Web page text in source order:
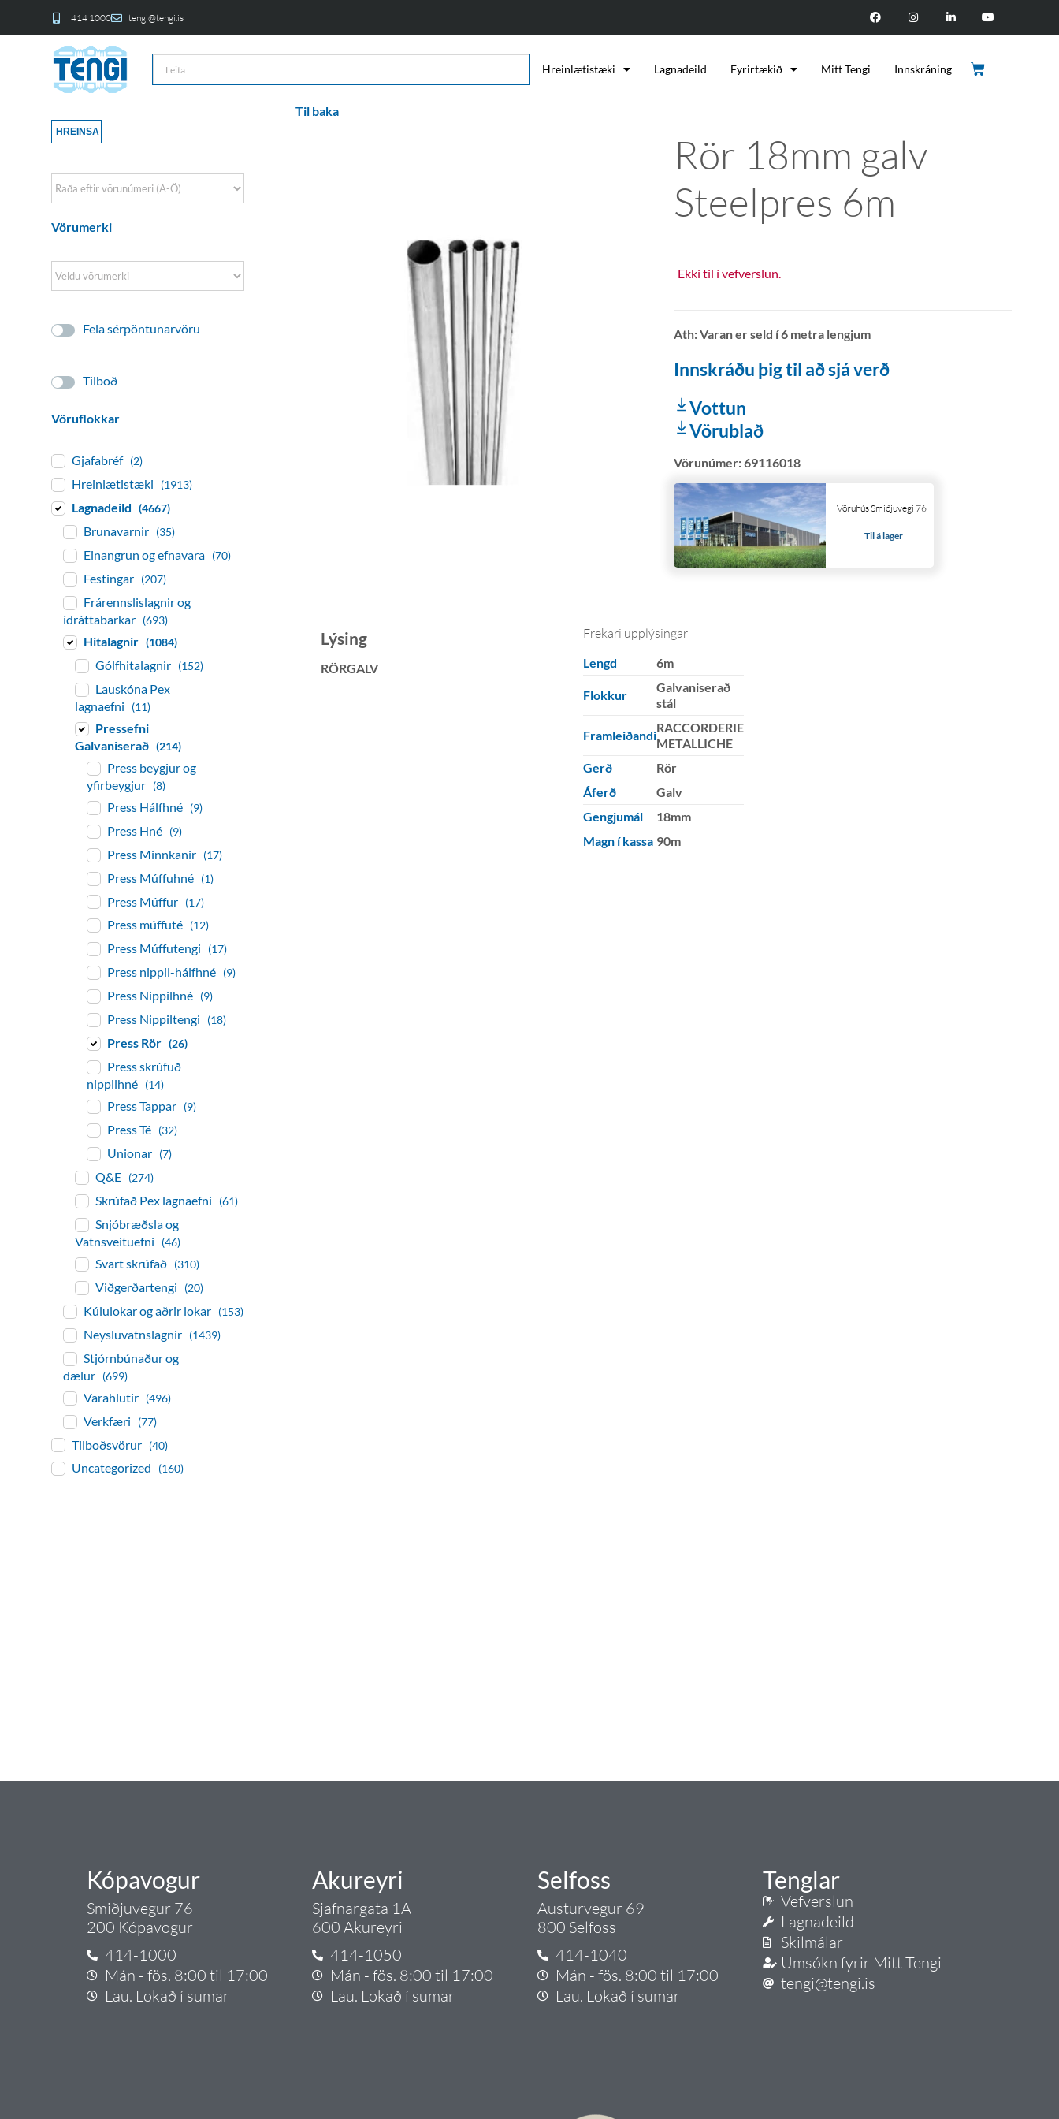
414 1000 tengi@tengi.is
Hreinlætistæki Lagnadeild Fyrirtækið Mitt Tengi Innskráning
Til baka
Rör 18mm galv
Steelpres 6m
Ekki til í vefverslun.
Ath: Varan er seld í 6 metra lengjum
Innskráðu þig til að sjá verð
Vottun
Vörublað
Vörunúmer:69116018
Vöruhús Smiðjuvegi 76
Til á lager
Lýsing
RÖRGALV
Frekari upplýsingar
Lengd 6m
Flokkur
Galvaniserað
stál
Framleiðandi
RACCORDERIE
METALLICHE
Gerð
Rör
Áferð
Galv
Gengjumál
18mm
Magn í kassa 90m
HREINSA
Sort Products
Vörumerki
Fela sérpöntunarvöru
Tilboð
Vöruflokkar
Gjafabréf (2)
Hreinlætistæki (1913)
Lagnadeild (4667)
Brunavarnir (35)
Einangrun og efnavara (70)
Festingar (207)
Frárennslislagnir og
ídráttabarkar (693)
Hitalagnir (1084)
Gólfhitalagnir (152)
Lauskóna Pex
lagnaefni
(11)
Pressefni
Galvaniserað (214)
Press beygjur og
yfirbeygjur (8)
Press Hálfhné (9)
Press Hné (9)
Press Minnkanir (17)
Press Múffuhné (1)
Press Múffur (17)
Press múffuté (12)
Press Múffutengi (17)
Press nippil-hálfhné (9)
Press Nippilhné (9)
Press Nippiltengi (18)
Press Rör (26)
Press skrúfuð
nippilhné (14)
Press Tappar (9)
Press Té (32)
Unionar (7)
Q&E (274)
Skrúfað Pex lagnaefni (61)
Snjóbræðsla og
Vatnsveituefni
(46)
Svart skrúfað (310)
Viðgerðartengi (20)
Kúlulokar og aðrir lokar (153)
Neysluvatnslagnir (1439)
Stjórnbúnaður og
dælur (699)
Varahlutir (496)
Verkfæri (77)
Tilboðsvörur (40)
Uncategorized (160)
Kópavogur
Smiðjuvegur 76
200 Kópavogur
414-1000
Mán - fös. 8:00 til 17:00
Lau. Lokað í sumar
Akureyri
Sjafnargata 1A
600 Akureyri
414-1050
Mán - fös. 8:00 til 17:00
Lau. Lokað í sumar
Selfoss
Austurvegur 69
800 Selfoss
414-1040
Mán - fös. 8:00 til 17:00
Lau. Lokað í sumar
Tenglar
Vefverslun
Lagnadeild
Skilmálar
Umsókn fyrir Mitt Tengi
tengi@tengi.is